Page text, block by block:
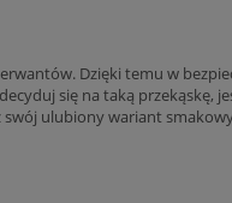
Dzięki temu w
się na taką przekąskę,
ulubiony wariant